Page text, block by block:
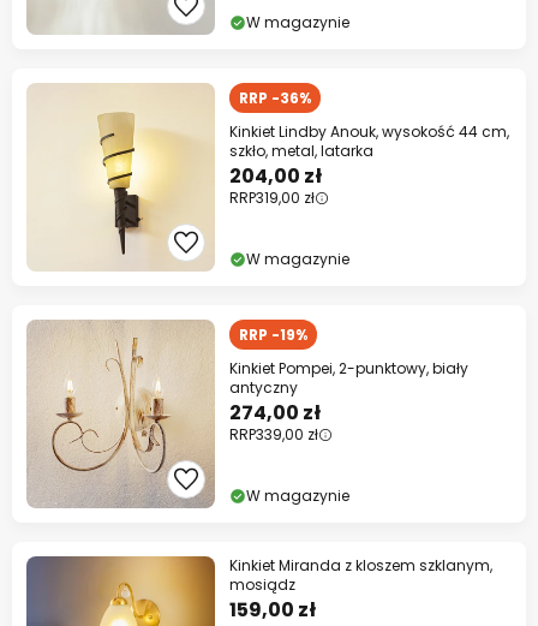
W magazynie
RRP -36%
Kinkiet Lindby Anouk, wysokość 44 cm,
szkło, metal, latarka
204,00 zł
RRP319,00 zł
W magazynie
RRP -19%
Kinkiet Pompei, 2-punktowy, biały
antyczny
274,00 zł
RRP339,00 zł
W magazynie
Kinkiet Miranda z kloszem szklanym,
mosiądz
159,00 zł